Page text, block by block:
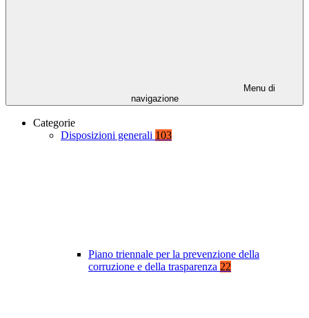
Menu di
navigazione
Categorie
Disposizioni generali 103
Piano triennale per la prevenzione della
corruzione e della trasparenza 22